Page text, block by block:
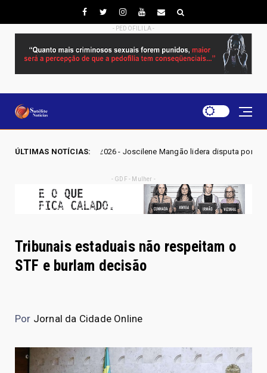
- PEDOFILILA -
ÚLTIMAS NOTÍCIAS:
GO 2026 - Joscilene Mangão lidera disputa por vaga na Alego em
- GDF - Mulher -
Tribunais estaduais não respeitam o
STF e burlam decisão
Por Jornal da Cidade Online